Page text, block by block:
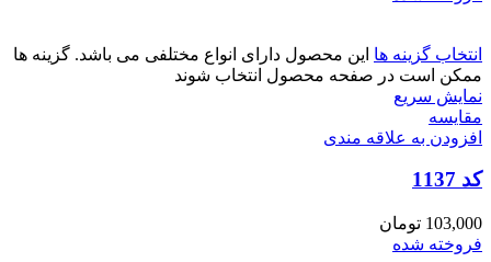
انتخاب گزینه ها این محصول دارای انواع مختلفی می باشد. گزینه ها
ممکن است در صفحه محصول انتخاب شوند
نمایش سریع
مقايسه
افزودن به علاقه مندی
کد 1137
103,000 تومان
فروخته شده